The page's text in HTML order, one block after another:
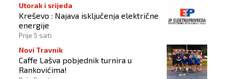
Utorak i srijeda
Kreševo : Najava isključenja električne
energije
Prije 5 sati
Novi Travnik
Caffe Lašva pobjednik turnira u
Rankovićima!